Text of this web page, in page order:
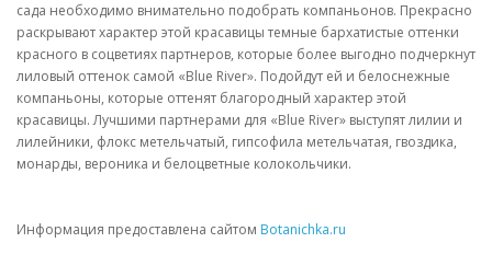
сада необходимо внимательно подобрать компаньонов. Прекрасно
раскрывают характер этой красавицы темные бархатистые оттенки
красного в соцветиях партнеров, которые более выгодно подчеркнут
лиловый оттенок самой «Blue River». Подойдут ей и белоснежные
компаньоны, которые оттенят благородный характер этой
красавицы. Лучшими партнерами для «Blue River» выступят лилии и
лилейники, флокс метельчатый, гипсофила метельчатая, гвоздика,
монарды, вероника и белоцветные колокольчики.
Информация предоставлена сайтом Botanichka.ru